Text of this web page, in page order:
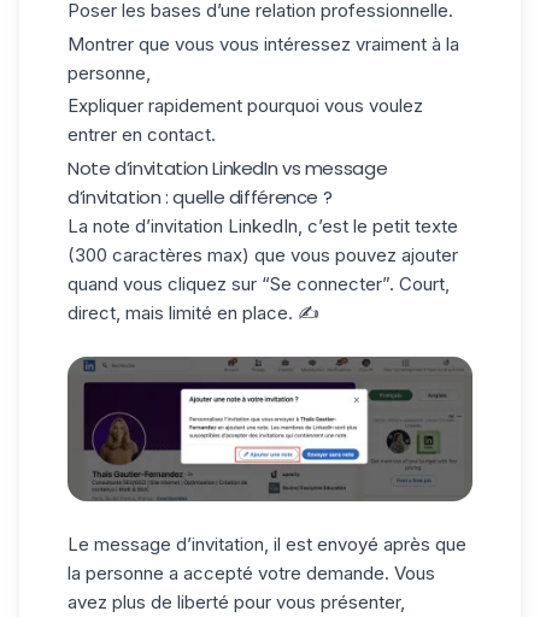
Poser les bases d’une relation professionnelle.
Montrer que vous vous intéressez vraiment à la
personne,
Expliquer rapidement pourquoi vous voulez
entrer en contact.
Note d’invitation LinkedIn vs message
d’invitation : quelle différence ?
La note d’invitation LinkedIn, c’est le petit texte
(300 caractères max) que vous pouvez ajouter
quand vous cliquez sur “Se connecter”. Court,
direct, mais limité en place. ✍️
Le message d’invitation, il est envoyé après que
la personne a accepté votre demande. Vous
avez plus de liberté pour vous présenter,